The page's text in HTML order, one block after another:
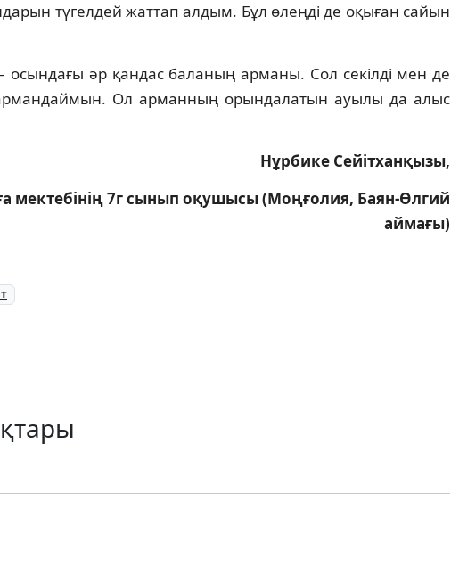
түгелдей жаттап алдым. Бұл өлеңді де оқыған сайын
осындағы әр қандас баланың арманы. Сол секілді мен де
армандаймын. Ол арманның орындалатын ауылы да алыс
Нұрбике Сейітханқызы,
мектебінің 7г сынып оқушысы (Моңғолия, Баян-Өлгий
аймағы)